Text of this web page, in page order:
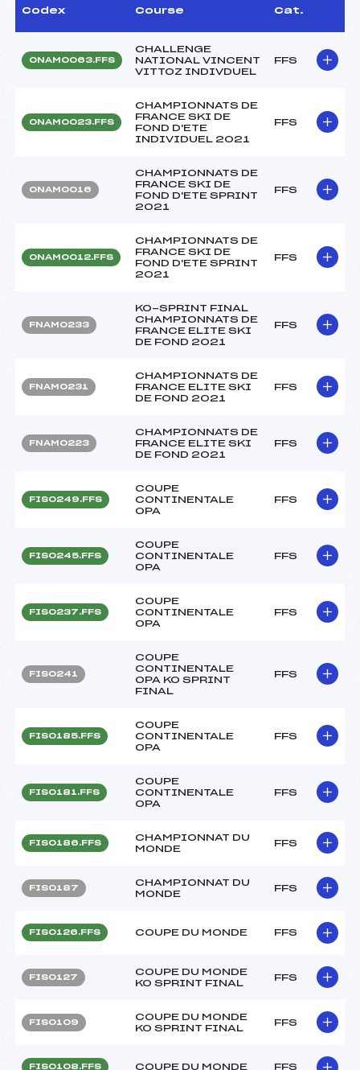
Codex Course Cat.
ONAM0063.FFS
CHALLENGE
NATIONAL VINCENT
VITTOZ INDIVDUEL
FFS
ONAM0023.FFS
CHAMPIONNATS DE
FRANCE SKI DE
FOND D'ETE
INDIVIDUEL 2021
FFS
ONAM0016
CHAMPIONNATS DE
FRANCE SKI DE
FOND D'ETE SPRINT
2021
FFS
ONAM0012.FFS
CHAMPIONNATS DE
FRANCE SKI DE
FOND D'ETE SPRINT
2021
FFS
FNAM0233
KO-SPRINT FINAL
CHAMPIONNATS DE
FRANCE ELITE SKI
DE FOND 2021
FFS
FNAM0231
CHAMPIONNATS DE
FRANCE ELITE SKI
DE FOND 2021
FFS
FNAM0223
CHAMPIONNATS DE
FRANCE ELITE SKI
DE FOND 2021
FFS
FIS0249.FFS
COUPE
CONTINENTALE
OPA
FFS
FIS0245.FFS
COUPE
CONTINENTALE
OPA
FFS
FIS0237.FFS
COUPE
CONTINENTALE
OPA
FFS
FIS0241
COUPE
CONTINENTALE
OPA KO SPRINT
FINAL
FFS
FIS0185.FFS
COUPE
CONTINENTALE
OPA
FFS
FIS0181.FFS
COUPE
CONTINENTALE
OPA
FFS
FIS0186.FFS
CHAMPIONNAT DU
MONDE
FFS
FIS0187
CHAMPIONNAT DU
MONDE
FFS
FIS0126.FFS COUPE DU MONDE FFS
FIS0127
COUPE DU MONDE
KO SPRINT FINAL
FFS
FIS0109
COUPE DU MONDE
KO SPRINT FINAL
FFS
FIS0108.FFS COUPE DU MONDE FFS